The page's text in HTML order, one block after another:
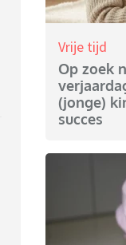
Vrije tijd
Op zoek
(jonge)
succes